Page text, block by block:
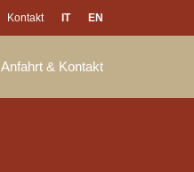
Kontakt IT EN
Anfahrt & Kontakt